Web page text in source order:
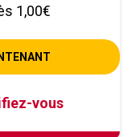
1,00€
vous